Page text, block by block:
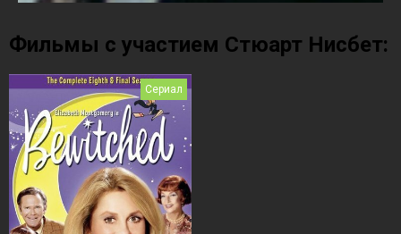
Фильмы с участием Стюарт Нисбет:
Сериал